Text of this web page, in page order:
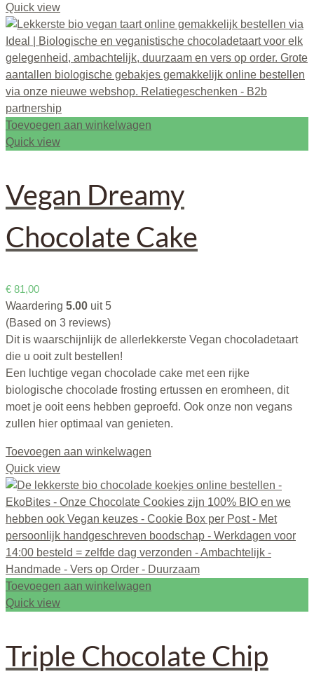
Quick view
Toevoegen aan winkelwagen
Quick view
Vegan Dreamy
Chocolate Cake
€ 81,00
Waardering 5.00 uit 5
(Based on 3 reviews)
Dit is waarschijnlijk de allerlekkerste Vegan chocoladetaart
die u ooit zult bestellen!
Een luchtige vegan chocolade cake met een rijke
biologische chocolade frosting ertussen en eromheen, dit
moet je ooit eens hebben geproefd. Ook onze non vegans
zullen hier optimaal van genieten.
Toevoegen aan winkelwagen
Quick view
Toevoegen aan winkelwagen
Quick view
Triple Chocolate Chip